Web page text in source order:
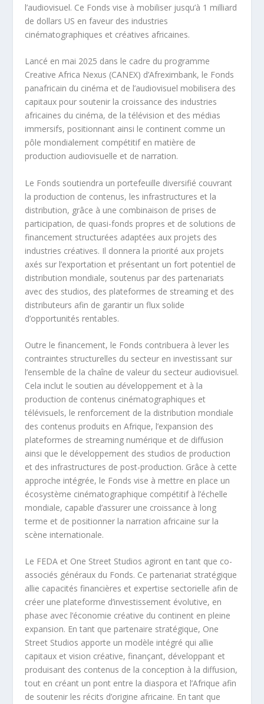
l’audiovisuel. Ce Fonds vise à mobiliser jusqu’à 1 milliard
de dollars US en faveur des industries
cinématographiques et créatives africaines.
Lancé en mai 2025 dans le cadre du programme
Creative Africa Nexus (CANEX) d’Afreximbank, le Fonds
panafricain du cinéma et de l’audiovisuel mobilisera des
capitaux pour soutenir la croissance des industries
africaines du cinéma, de la télévision et des médias
immersifs, positionnant ainsi le continent comme un
pôle mondialement compétitif en matière de
production audiovisuelle et de narration.
Le Fonds soutiendra un portefeuille diversifié couvrant
la production de contenus, les infrastructures et la
distribution, grâce à une combinaison de prises de
participation, de quasi-fonds propres et de solutions de
financement structurées adaptées aux projets des
industries créatives. Il donnera la priorité aux projets
axés sur l’exportation et présentant un fort potentiel de
distribution mondiale, soutenus par des partenariats
avec des studios, des plateformes de streaming et des
distributeurs afin de garantir un flux solide
d’opportunités rentables.
Outre le financement, le Fonds contribuera à lever les
contraintes structurelles du secteur en investissant sur
l’ensemble de la chaîne de valeur du secteur audiovisuel.
Cela inclut le soutien au développement et à la
production de contenus cinématographiques et
télévisuels, le renforcement de la distribution mondiale
des contenus produits en Afrique, l’expansion des
plateformes de streaming numérique et de diffusion
ainsi que le développement des studios de production
et des infrastructures de post-production. Grâce à cette
approche intégrée, le Fonds vise à mettre en place un
écosystème cinématographique compétitif à l’échelle
mondiale, capable d’assurer une croissance à long
terme et de positionner la narration africaine sur la
scène internationale.
Le FEDA et One Street Studios agiront en tant que co-
associés généraux du Fonds. Ce partenariat stratégique
allie capacités financières et expertise sectorielle afin de
créer une plateforme d’investissement évolutive, en
phase avec l’économie créative du continent en pleine
expansion. En tant que partenaire stratégique, One
Street Studios apporte un modèle intégré qui allie
capitaux et vision créative, finançant, développant et
produisant des contenus de la conception à la diffusion,
tout en créant un pont entre la diaspora et l’Afrique afin
de soutenir les récits d’origine africaine. En tant que